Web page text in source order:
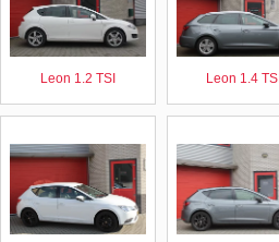
Leon 1.2 TSI Leon 1.4 TSI